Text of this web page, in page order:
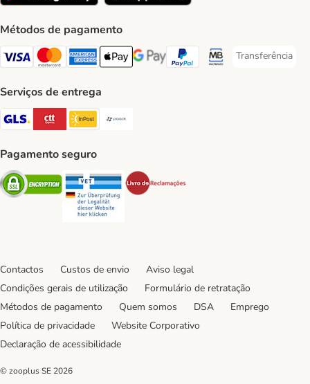
Métodos de pagamento
Visa Payment Method
Mastercard Payment Method
American Express Payment Method
Apple Pay Payment Method
Google Pay Payment Method
PayPal Payment Method
Multibanco Payment
Transferência
Transferência
Serviços de entrega
GLS Shipping Method
CTTExpress Shipping Method
InPost Shipping Method
Pagamento seguro
Security Security
Contactos Custos de envio
Aviso legal
Condições gerais de utilização
Formulário de retratação
Métodos de pagamento
Quem somos DSA
Emprego
Política de privacidade
Website Corporativo
Declaração de acessibilidade
© zooplus SE 2026